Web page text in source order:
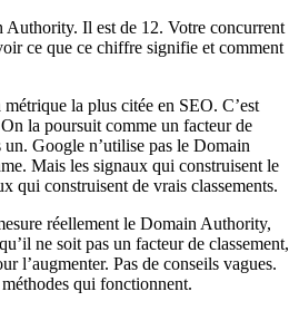
Il est de 12. Votre concurrent
ce que ce chiffre signifie et comment
la plus citée en SEO. C’est
la poursuit comme un facteur de
un. Google n’utilise pas le Domain
Mais les signaux qui construisent le
qui construisent de vrais classements.
réellement le Domain Authority,
ne soit pas un facteur de classement,
l’augmenter. Pas de conseils vagues.
qui fonctionnent.